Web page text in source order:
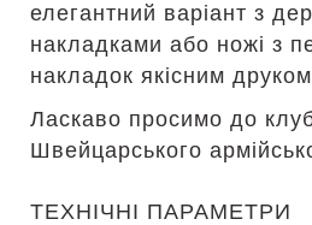
елегантний варіант з
накладками або ножі з
накладок якісним
Ласкаво просимо до
Швейцарського
ТЕХНІЧНІ ПАРАМЕТРИ